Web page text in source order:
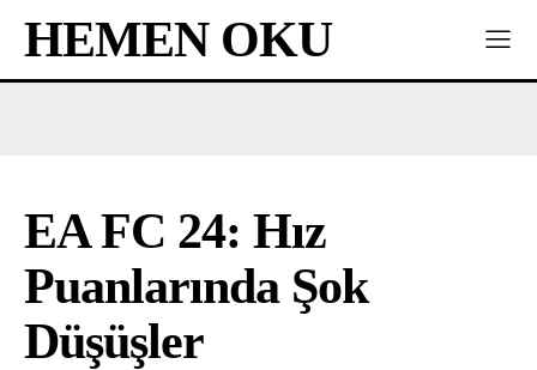
HEMEN OKU
EA FC 24: Hız
Puanlarında Şok
Düşüşler